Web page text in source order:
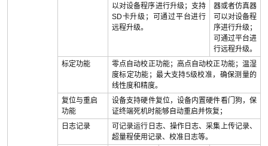
以对设备程序进行升级；支持
SD卡升级；可通过平台进行
远程升级。
器或者仿真器
可以对设备程
序进行升级；
可通过平台进
行远程升级。
标定功能
零点自动校正功能；高点自动校正功能；温湿
度标定功能；最大支持5级校准，确保测量的
线性度和精度。
复位与重启
功能
设备支持硬件复位，设备内置硬件看门狗，保
证终端死机时能够自动重启并恢复；
日志记录
可记录运行日志、操作日志、采集上传记录、
超量程使用记录、校准日志等。